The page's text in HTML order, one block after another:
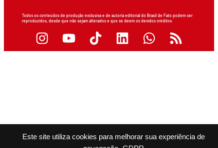
Este site utiliza cookies para melhorar sua experiência de
Todos os conteúdos de produção exclusiva e de autoria editorial do Brasil de Fato podem ser
reproduzidos, desde que não sejam alterados e que se deem os devidos créditos.